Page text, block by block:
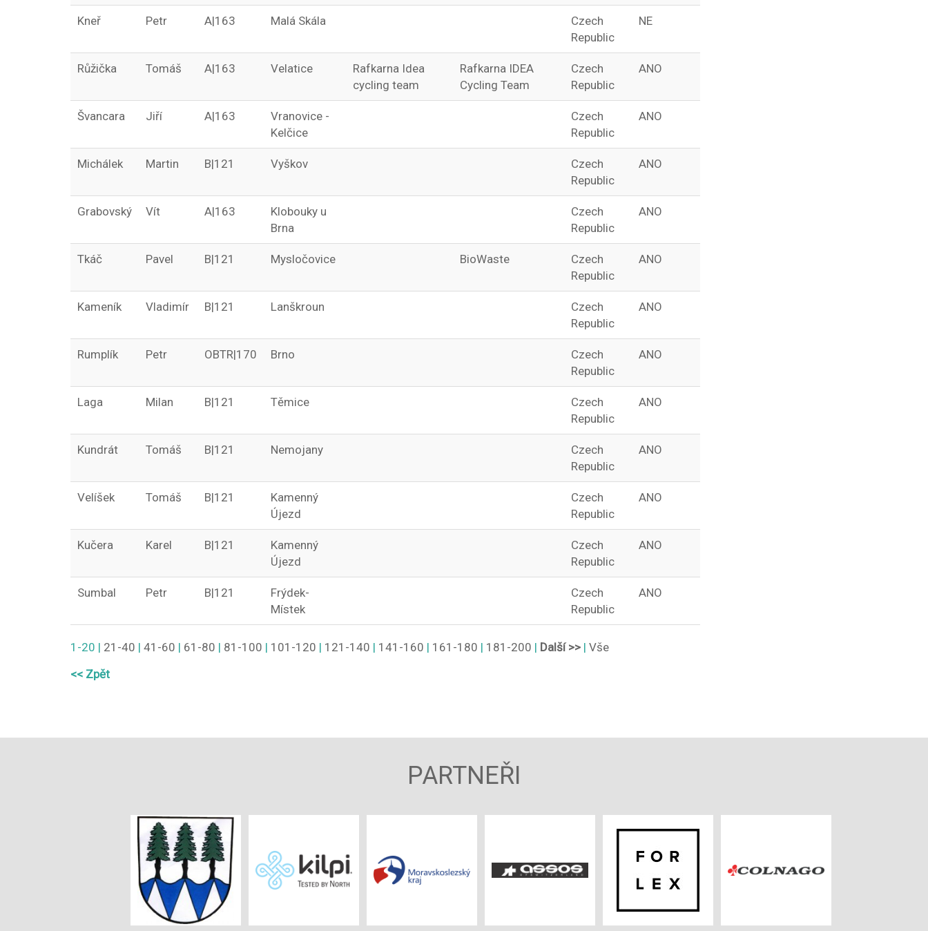
Kneř Petr A|163 Malá Skála
Czech
Republic
NE
Růžička Tomáš A|163 Velatice
Rafkarna Idea
cycling team
Rafkarna IDEA
Cycling Team
Czech
Republic
ANO
Švancara Jiří A|163
Vranovice -
Kelčice
Czech
Republic
ANO
Michálek Martin B|121 Vyškov
Czech
Republic
ANO
Grabovský Vít A|163
Klobouky u
Brna
Czech
Republic
ANO
Tkáč Pavel B|121 Mysločovice BioWaste
Czech
Republic
ANO
Kameník Vladimír B|121 Lanškroun
Czech
Republic
ANO
Rumplík Petr OBTR|170 Brno
Czech
Republic
ANO
Laga Milan B|121 Těmice
Czech
Republic
ANO
Kundrát Tomáš B|121 Nemojany
Czech
Republic
ANO
Velíšek Tomáš B|121
Kamenný
Újezd
Czech
Republic
ANO
Kučera Karel B|121
Kamenný
Újezd
Czech
Republic
ANO
Sumbal Petr B|121
Frýdek-
Místek
Czech
Republic
ANO
1-20 | 21-40 | 41-60 | 61-80 | 81-100 | 101-120 | 121-140 | 141-160 | 161-180 | 181-200 | Další >> | Vše
<< Zpět
PARTNEŘI